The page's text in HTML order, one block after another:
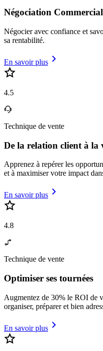
Négociation
Négocier avec confiance et
sa rentabilité.
En savoir plus
4.5
Technique de vente
De la relation client à la
Apprenez à repérer les
et à maximiser votre impact
En savoir plus
4.8
Technique de vente
Optimiser ses tournées
Augmentez de 30% le ROI de
organiser, préparer et bien
En savoir plus